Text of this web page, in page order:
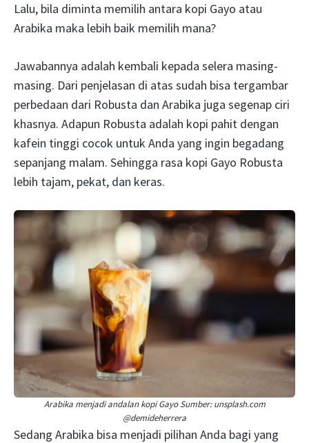
Lalu, bila diminta memilih antara kopi Gayo atau
Arabika maka lebih baik memilih mana?
Jawabannya adalah kembali kepada selera masing-
masing. Dari penjelasan di atas sudah bisa tergambar
perbedaan dari Robusta dan Arabika juga segenap ciri
khasnya. Adapun Robusta adalah kopi pahit dengan
kafein tinggi cocok untuk Anda yang ingin begadang
sepanjang malam. Sehingga rasa kopi Gayo Robusta
lebih tajam, pekat, dan keras.
Arabika menjadi andalan kopi Gayo Sumber: unsplash.com
@demideherrera
Sedang Arabika bisa menjadi pilihan Anda bagi yang